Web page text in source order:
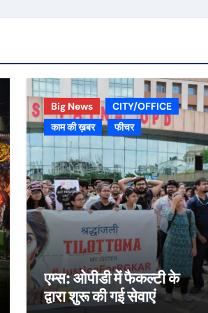
Big News
CITY/OFFICE
काम की ख़बर
फीचर
एम्स: ओपीडी में फैकल्टी के
द्वारा शुरू की गई सेवाएं